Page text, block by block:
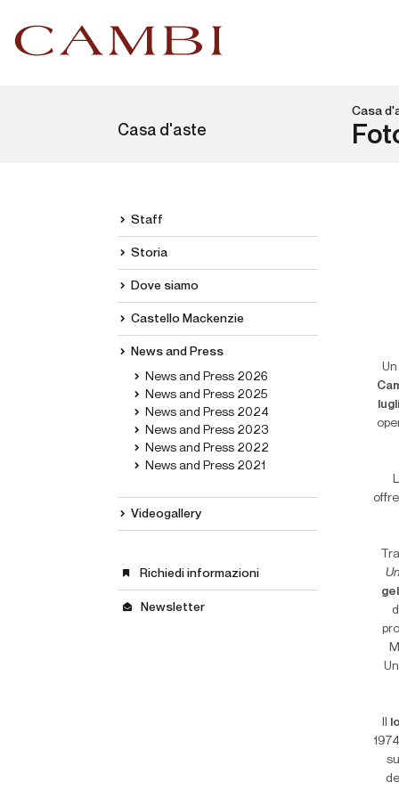
Casa d'aste
Casa
Staff
Storia
Dove siamo
Castello Mackenzie
News and Press
News and Press 2026
News and Press 2025
News and Press 2024
News and Press 2023
News and Press 2022
News and Press 2021
Videogallery
Richiedi informazioni
Newsletter